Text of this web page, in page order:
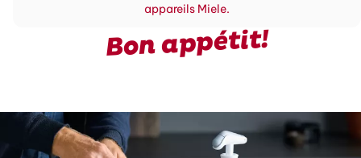
appareils Miele.
Bon appétit!